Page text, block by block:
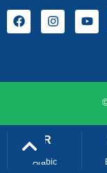
Arabic